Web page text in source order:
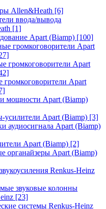
Allen&Heath [6]
ввода/вывода
[1]
Apart (Biamp) [100]
громкоговорители Apart
громкоговорители Apart
громкоговорители Apart
мощности Apart (Biamp)
Apart (Biamp) [3]
аудиосигнала Apart (Biamp)
Apart (Biamp) [2]
органайзеры Apart (Biamp)
Renkus-Heinz
звуковые колонны
[23]
системы Renkus-Heinz